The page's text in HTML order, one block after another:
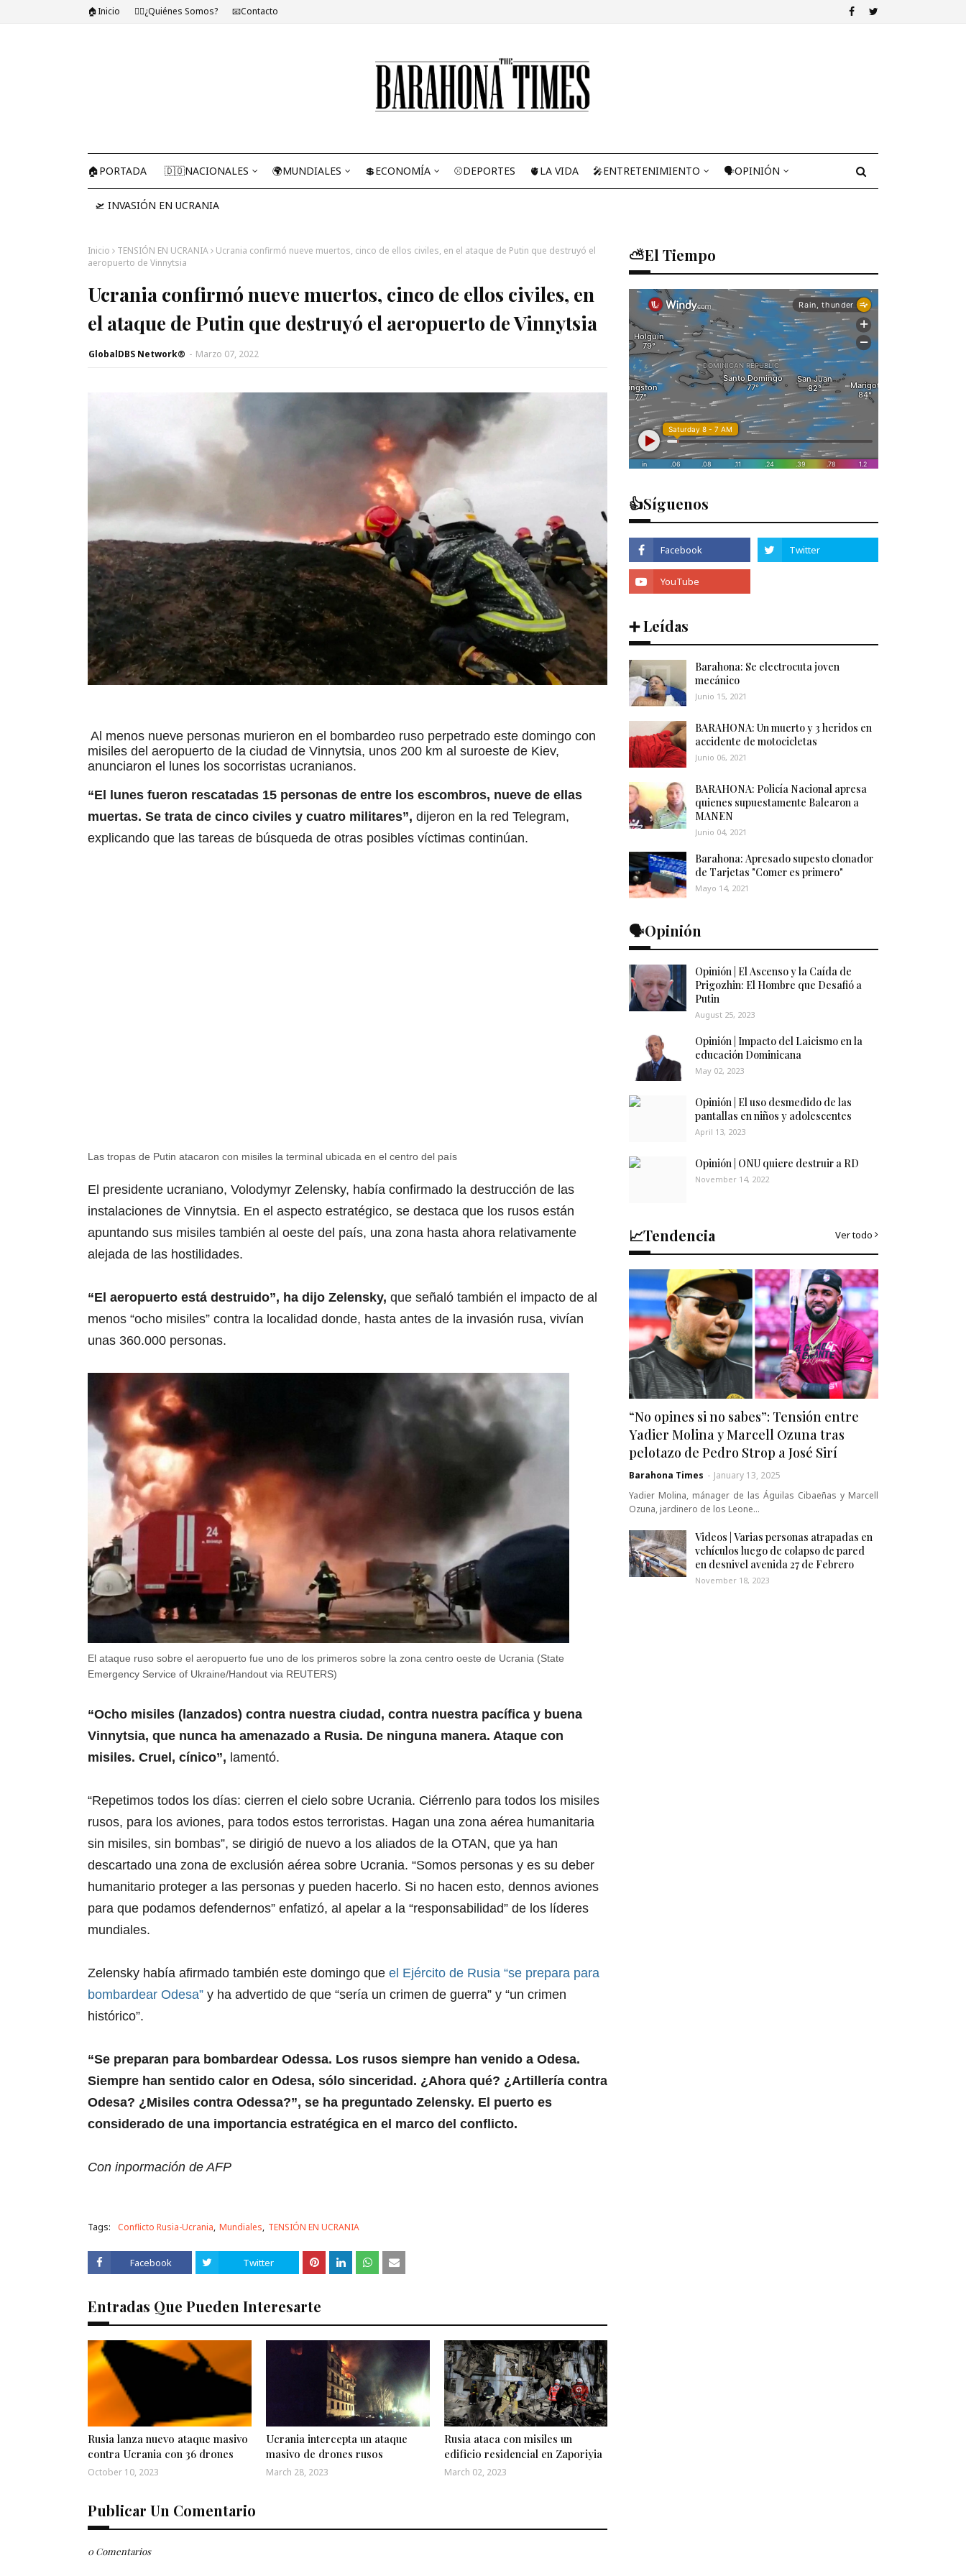
🏠Inicio 🤷‍♂️¿Quiénes Somos? 📧Contacto
🏠PORTADA 🇩🇴NACIONALES 🌍MUNDIALES 💲ECONOMÍA ⚾DEPORTES 🫀LA VIDA 🎤ENTRETENIMIENTO 🗣OPINIÓN
🛫 INVASIÓN EN UCRANIA
Inicio TENSIÓN EN UCRANIA
Ucrania confirmó nueve muertos, cinco de ellos civiles, en el ataque de Putin que destruyó el
aeropuerto de Vinnytsia
Ucrania confirmó nueve muertos, cinco de ellos civiles, en
el ataque de Putin que destruyó el aeropuerto de Vinnytsia
GlobalDBS Network® - Marzo 07, 2022
Al menos nueve personas murieron en el bombardeo ruso perpetrado este domingo con
misiles del aeropuerto de la ciudad de Vinnytsia, unos 200 km al suroeste de Kiev,
anunciaron el lunes los socorristas ucranianos.
“El lunes fueron rescatadas 15 personas de entre los escombros, nueve de ellas
muertas. Se trata de cinco civiles y cuatro militares”, dijeron en la red Telegram,
explicando que las tareas de búsqueda de otras posibles víctimas continúan.
0
s
e
c
o
n
d
o
l
u
m
%
Las tropas de Putin atacaron con misiles la terminal ubicada en el centro del país
El presidente ucraniano, Volodymyr Zelensky, había confirmado la destrucción de las
instalaciones de Vinnytsia. En el aspecto estratégico, se destaca que los rusos están
apuntando sus misiles también al oeste del país, una zona hasta ahora relativamente
alejada de las hostilidades.
“El aeropuerto está destruido”, ha dijo Zelensky, que señaló también el impacto de al
menos “ocho misiles” contra la localidad donde, hasta antes de la invasión rusa, vivían
unas 360.000 personas.
El ataque ruso sobre el aeropuerto fue uno de los primeros sobre la zona centro oeste de Ucrania (State
Emergency Service of Ukraine/Handout via REUTERS)
“Ocho misiles (lanzados) contra nuestra ciudad, contra nuestra pacífica y buena
Vinnytsia, que nunca ha amenazado a Rusia. De ninguna manera. Ataque con
misiles. Cruel, cínico”, lamentó.
“Repetimos todos los días: cierren el cielo sobre Ucrania. Ciérrenlo para todos los misiles
rusos, para los aviones, para todos estos terroristas. Hagan una zona aérea humanitaria
sin misiles, sin bombas”, se dirigió de nuevo a los aliados de la OTAN, que ya han
descartado una zona de exclusión aérea sobre Ucrania. “Somos personas y es su deber
humanitario proteger a las personas y pueden hacerlo. Si no hacen esto, dennos aviones
para que podamos defendernos” enfatizó, al apelar a la “responsabilidad” de los líderes
mundiales.
Zelensky había afirmado también este domingo que el Ejército de Rusia “se prepara para
bombardear Odesa” y ha advertido de que “sería un crimen de guerra” y “un crimen
histórico”.
“Se preparan para bombardear Odessa. Los rusos siempre han venido a Odesa.
Siempre han sentido calor en Odesa, sólo sinceridad. ¿Ahora qué? ¿Artillería contra
Odesa? ¿Misiles contra Odessa?”, se ha preguntado Zelensky. El puerto es
considerado de una importancia estratégica en el marco del conflicto.
Con inpormación de AFP
Tags: Conflicto Rusia-Ucrania Mundiales TENSIÓN EN UCRANIA
Facebook Twitter
Entradas Que Pueden Interesarte
Rusia lanza nuevo ataque masivo
contra Ucrania con 36 drones
October 10, 2023
Ucrania intercepta un ataque
masivo de drones rusos
March 28, 2023
Rusia ataca con misiles un
edificio residencial en Zaporiyia
March 02, 2023
Publicar Un Comentario
0 Comentarios
⛅El Tiempo
👍Síguenos
➕ Leídas
Barahona: Se electrocuta joven
mecánico
Junio 15, 2021
BARAHONA: Un muerto y 3 heridos en
accidente de motocicletas
Junio 06, 2021
BARAHONA: Policía Nacional apresa
quienes supuestamente Balearon a
MANEN
Junio 04, 2021
Barahona: Apresado supesto clonador
de Tarjetas "Comer es primero"
Mayo 14, 2021
🗣️Opinión
Opinión | El Ascenso y la Caída de
Prigozhin: El Hombre que Desafió a
Putin
August 25, 2023
Opinión | Impacto del Laicismo en la
educación Dominicana
May 02, 2023
Opinión | El uso desmedido de las
pantallas en niños y adolescentes
April 13, 2023
Opinión | ONU quiere destruir a RD
November 14, 2022
📈Tendencia Ver todo
“No opines si no sabes”: Tensión entre
Yadier Molina y Marcell Ozuna tras
pelotazo de Pedro Strop a José Sirí
Barahona Times - January 13, 2025
Yadier Molina, mánager de las Águilas Cibaeñas y Marcell
Ozuna, jardinero de los Leone…
Videos | Varias personas atrapadas en
vehículos luego de colapso de pared
en desnivel avenida 27 de Febrero
November 18, 2023